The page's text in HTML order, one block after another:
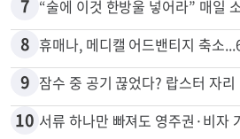
6 광고판 안에 사람이 산다?…LA 거
7
8 휴매나, 메디캘 어드밴티지 축소
9